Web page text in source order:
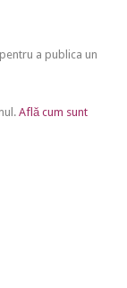
a publica un
Află cum sunt